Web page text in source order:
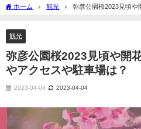
ホーム 観光
弥彦公園桜2023見頃や
駐車場は？
観光
弥彦公園桜2023見頃や開
やアクセスや駐車場は？
2023-04-04 2023-04-04